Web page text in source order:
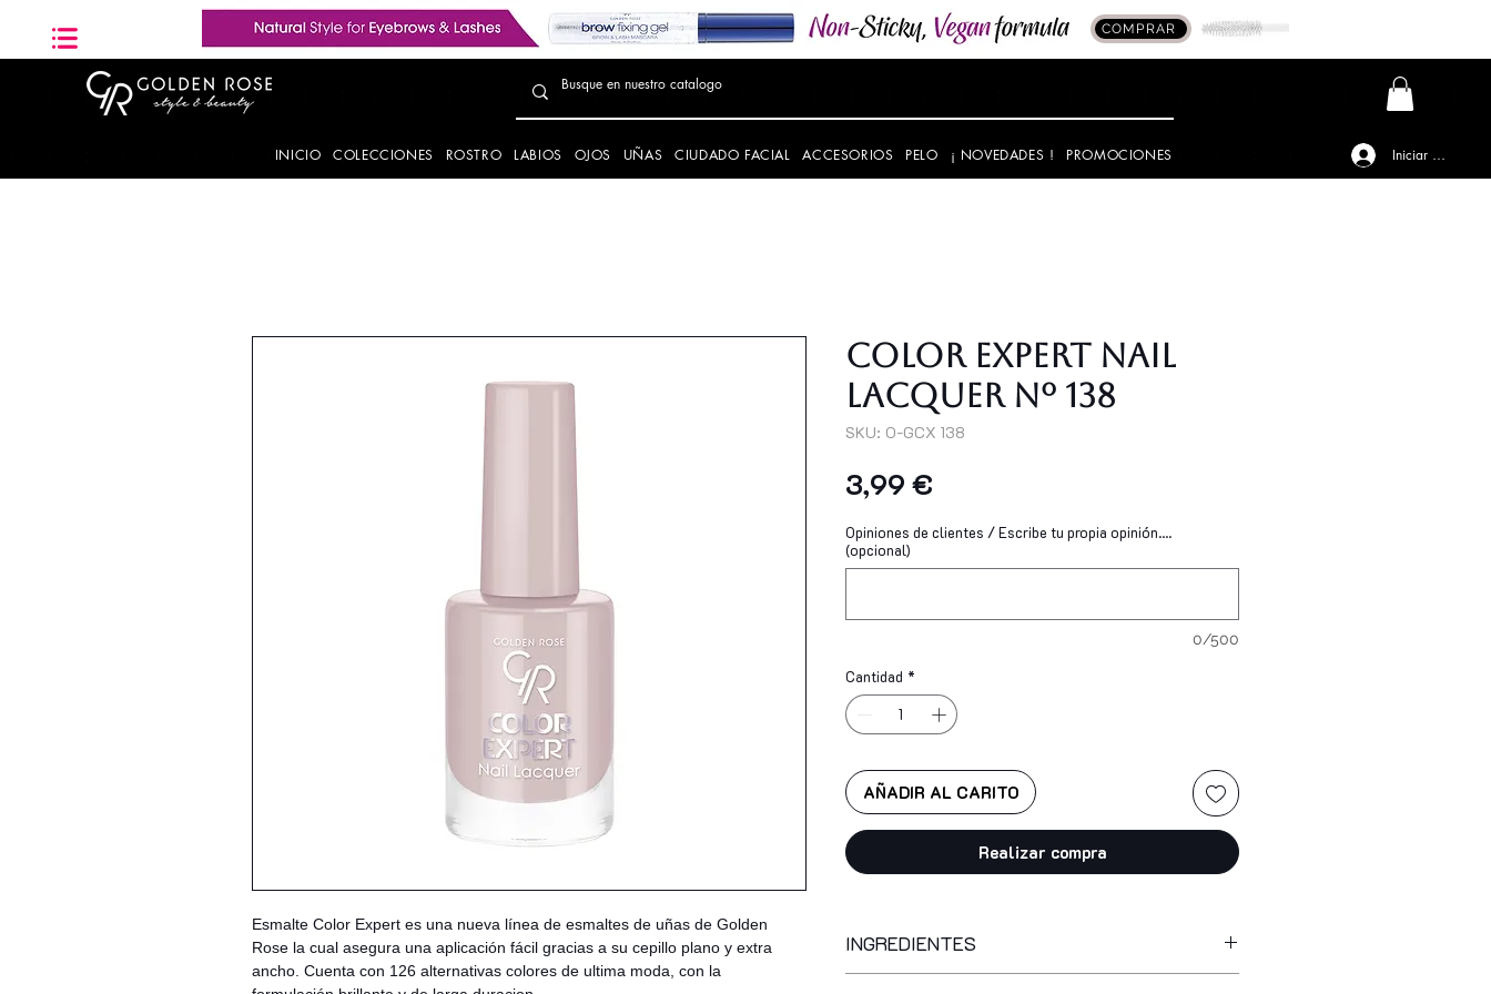
COMPRAR
INICIO COLECCIONES ROSTRO LABIOS OJOS UÑAS CIUDADO FACIAL ACCESORIOS PELO ¡ NOVEDADES ! PROMOCIONES Iniciar sesión
Esmalte Color Expert es una nueva línea de esmaltes de uñas de Golden
Rose la cual asegura una aplicación fácil gracias a su cepillo plano y extra
ancho. Cuenta con 126 alternativas colores de ultima moda, con la
Color Expert Nail
Lacquer Nº 138
SKU: O-GCX 138
3,99 €
Opiniones de clientes / Escribe tu propia opinión....
(opcional)
0/500
Cantidad *
AÑADIR AL CARITO
Realizar compra
INGREDIENTES